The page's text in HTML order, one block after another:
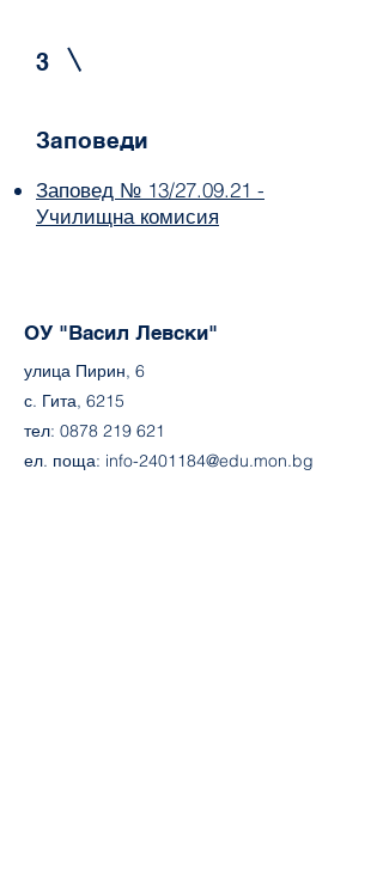
3
Заповеди
Заповед № 13/27.09.21 -
Училищна комисия
ОУ "Васил Левски"
улица Пирин, 6
с. Гита, 6215
тел: 0878 219 621
ел. поща: info-2401184@edu.mon.bg